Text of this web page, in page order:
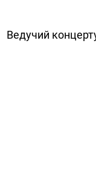
Ведучий